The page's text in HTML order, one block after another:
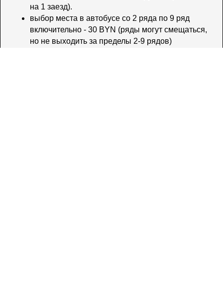
на 1 заезд).
выбор места в автобусе со 2 ряда по 9 ряд
включительно - 30 BYN (ряды могут смещаться,
но не выходить за пределы 2-9 рядов)